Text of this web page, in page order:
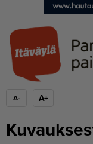
A- A+